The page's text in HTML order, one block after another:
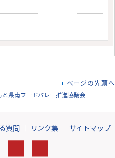
ページの先頭へ
と県南フードバレー推進協議会
質問 リンク集 サイトマップ